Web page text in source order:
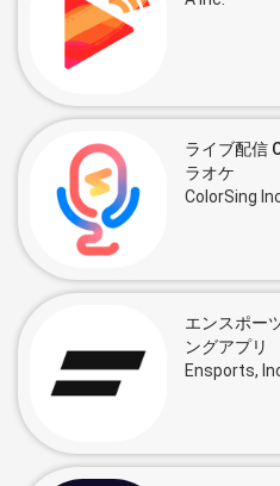
ライブ配信
ラオケ
ColorSing
エンスポー
ングアプリ
Ensports,